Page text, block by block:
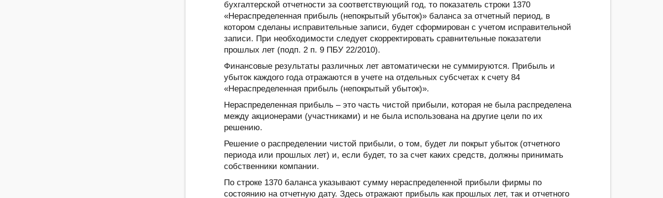
бухгалтерской отчетности за соответствующий год, то показатель строки 1370
«Нераспределенная прибыль (непокрытый убыток)» баланса за отчетный период, в
котором сделаны исправительные записи, будет сформирован с учетом исправительной
записи. При необходимости следует скорректировать сравнительные показатели
прошлых лет (подп. 2 п. 9 ПБУ 22/2010).
Финансовые результаты различных лет автоматически не суммируются. Прибыль и
убыток каждого года отражаются в учете на отдельных субсчетах к счету 84
«Нераспределенная прибыль (непокрытый убыток)».
Нераспределенная прибыль – это часть чистой прибыли, которая не была распределена
между акционерами (участниками) и не была использована на другие цели по их
решению.
Решение о распределении чистой прибыли, о том, будет ли покрыт убыток (отчетного
периода или прошлых лет) и, если будет, то за счет каких средств, должны принимать
собственники компании.
По строке 1370 баланса указывают сумму нераспределенной прибыли фирмы по
состоянию на отчетную дату. Здесь отражают прибыль как прошлых лет, так и отчетного